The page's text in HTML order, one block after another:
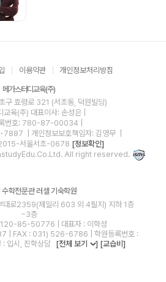
이용약관 개인정보처리방침
메가스터디교육(주)
구 효령로 321 (서초동, 덕원빌딩)
교육(주) 대표이사: 손성은 |
록번호: 780-87-00034
7887
| 개인정보보호책임자: 김영무
서울서초-0678 [정보확인]
All right reserved.
수학전문관 러셀 기숙학원
대로2359(제일리 603 외 4필지) 지하 1층
~3층
120-85-50776 | 대표자 : 이학성
| FAX : 031) 526-6786 | 학원등록번호 :
입시, 진학상담
[전체 보기 ] [교습비]